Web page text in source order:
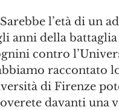
l’età di un
anni della
contro
raccontato
di Firenze
davanti una